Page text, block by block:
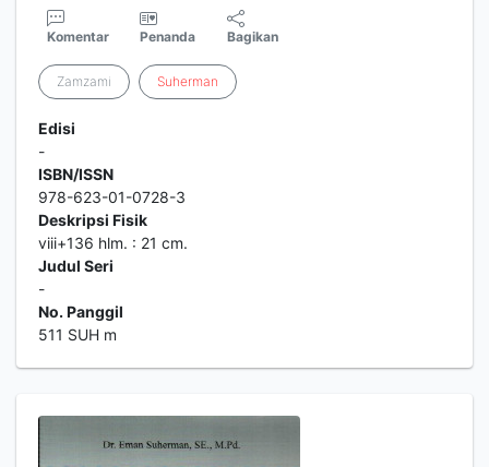
Komentar Penanda Bagikan
Zamzami Suherman
Edisi
-
ISBN/ISSN
978-623-01-0728-3
Deskripsi Fisik
viii+136 hlm. : 21 cm.
Judul Seri
-
No. Panggil
511 SUH m